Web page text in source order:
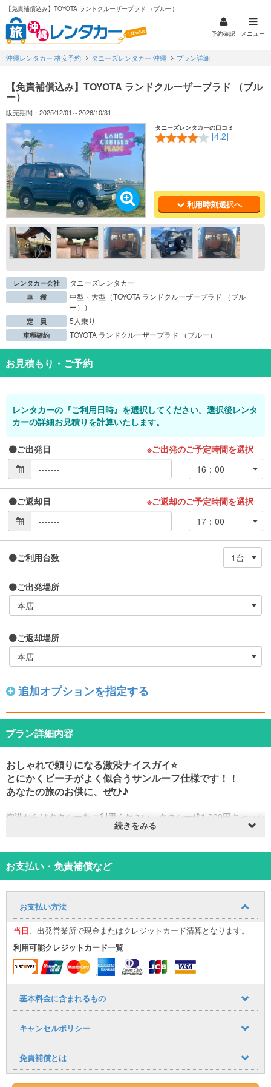
【免責補償込み】TOYOTA ランドクルーザープラド （ブルー）
予約確認 メニュー
沖縄レンタカー 格安予約 タニーズレンタカー 沖縄 プラン詳細
【免責補償込み】TOYOTA ランドクルーザープラド （ブル
ー）
販売期間：2025/12/01～2026/10/31
タニーズレンタカーの口コミ
[4.2]
利用時刻選択へ
レンタカー会社 タニーズレンタカー
車 種
中型・大型（TOYOTA ランドクルーザープラド （ブル
ー））
定 員 5人乗り
車種確約 TOYOTA ランドクルーザープラド （ブルー）
お見積もり・ご予約
レンタカーの『ご利用日時』を選択してください。選択後レンタ
カーの詳細お見積りを計算いたします。
ご出発日 ※ご出発のご予定時間を選択
ご返却日 ※ご返却のご予定時間を選択
ご利用台数
ご出発場所
ご返却場所
追加オプションを指定する
プラン詳細内容
おしゃれで頼りになる激渋ナイスガイ⭐️
とにかくビーチがよく似合うサンルーフ仕様です！！
あなたの旅のお供に、ぜひ♪
空港からはタクシーをご利用ください。タクシー代1,000円キャッシ
ュバックさせていただきます。
能です】
※当日ご利用の場合は、お気軽にお問合せください。
その場合は当日お貸出可能な車種をお選びいただき、ご出発いただ
く場合がございますので予めご了承いただけますようお願い致しま
す。
キャンセル手数料については下記をご確認ください。
・乗車日の7日前：無料
・乗車日の6～3日前：代金の20%
・乗車日の2～1日前：代金の30%
・乗車日及び乗車日を過ぎた場合：代金の100％
続きをみる
お支払い・免責補償など
お支払い方法
当日、出発営業所で現金またはクレジットカード清算となります。
利用可能クレジットカード一覧
基本料金に含まれるもの
キャンセルポリシー
免責補償とは